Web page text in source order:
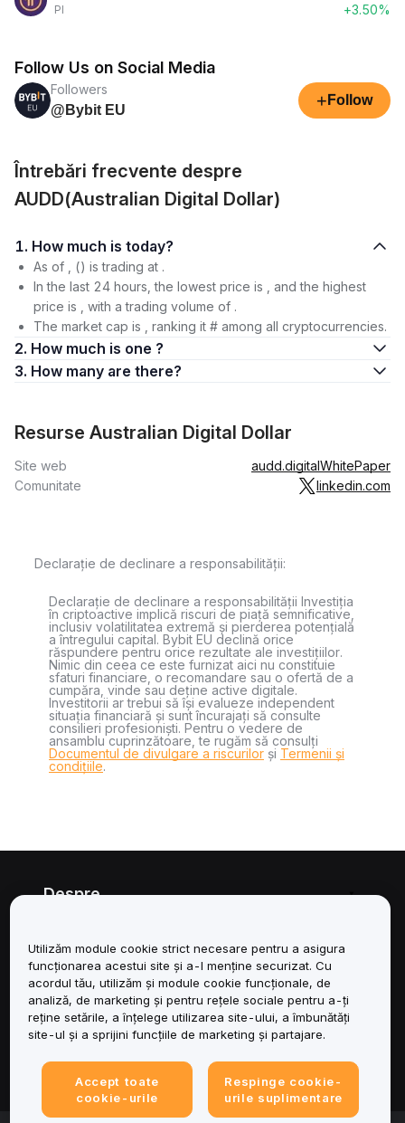
PI
+3.50%
Follow Us on Social Media
Followers
@Bybit EU
+ Follow
Întrebări frecvente despre
AUDD(Australian Digital Dollar)
1. How much is today?
As of , () is trading at .
In the last 24 hours, the lowest price is , and the highest
price is , with a trading volume of .
The market cap is , ranking it # among all cryptocurrencies.
2. How much is one ?
3. How many are there?
Resurse Australian Digital Dollar
Site web audd.digitalWhitePaper
Comunitate
linkedin.com
Declarație de declinare a responsabilității:
Declarație de declinare a responsabilității Investiția
în criptoactive implică riscuri de piață semnificative,
inclusiv volatilitatea extremă și pierderea potențială
a întregului capital. Bybit EU declină orice
răspundere pentru orice rezultate ale investițiilor.
Nimic din ceea ce este furnizat aici nu constituie
sfaturi financiare, o recomandare sau o ofertă de a
cumpăra, vinde sau deține active digitale.
Investitorii ar trebui să își evalueze independent
situația financiară și sunt încurajați să consulte
consilieri profesioniști. Pentru o vedere de
ansamblu cuprinzătoare, te rugăm să consulți
Documentul de divulgare a riscurilor și Termenii și
condițiile.
Despre
Asistență
Produse
Juridic
Utilizăm module cookie strict necesare pentru a asigura
funcționarea acestui site și a-l menține securizat. Cu
acordul tău, utilizăm și module cookie funcționale, de
analiză, de marketing și pentru rețele sociale pentru a-ți
reține setările, a înțelege utilizarea site-ului, a îmbunătăți
site-ul și a sprijini funcțiile de marketing și partajare.
Accept toate
cookie-urile
Respinge cookie-
urile suplimentare